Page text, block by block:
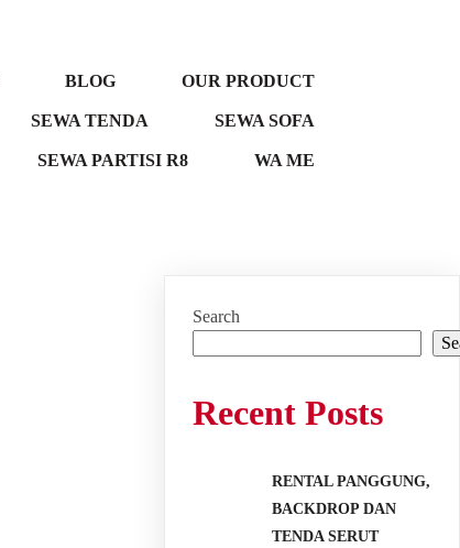
BLOG OUR PRODUCT
SEWA TENDA SEWA SOFA
SEWA PARTISI R8 WA ME
Search
Recent Posts
RENTAL PANGGUNG,
BACKDROP DAN
TENDA SERUT